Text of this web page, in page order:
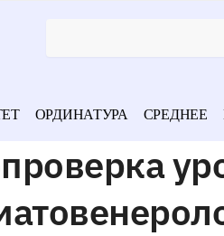
ОРДИНАТУРА СРЕДНЕЕ